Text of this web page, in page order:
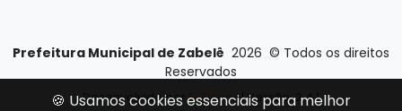
Prefeitura Municipal de Zabelê 2026 © Todos os direitos
Reservados
Desenvolvido porE-Ticons| Versão: 2.4.1
🍪 Usamos cookies essenciais para melhor